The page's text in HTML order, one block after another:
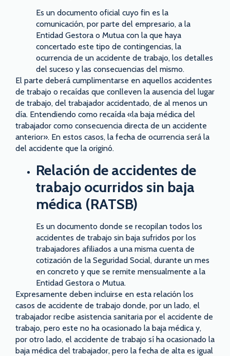
Es un documento oficial cuyo fin es la
comunicación, por parte del empresario, a la
Entidad Gestora o Mutua con la que haya
concertado este tipo de contingencias, la
ocurrencia de un accidente de trabajo, los detalles
del suceso y las consecuencias del mismo.
El parte deberá cumplimentarse en aquellos accidentes
de trabajo o recaídas que conlleven la ausencia del lugar
de trabajo, del trabajador accidentado, de al menos un
día. Entendiendo como recaída «la baja médica del
trabajador como consecuencia directa de un accidente
anterior». En estos casos, la fecha de ocurrencia será la
del accidente que la originó.
Relación de accidentes de
trabajo ocurridos sin baja
médica (RATSB)
Es un documento donde se recopilan todos los
accidentes de trabajo sin baja sufridos por los
trabajadores afiliados a una misma cuenta de
cotización de la Seguridad Social, durante un mes
en concreto y que se remite mensualmente a la
Entidad Gestora o Mutua.
Expresamente deben incluirse en esta relación los
casos de accidente de trabajo donde, por un lado, el
trabajador recibe asistencia sanitaria por el accidente de
trabajo, pero este no ha ocasionado la baja médica y,
por otro lado, el accidente de trabajo sí ha ocasionado la
baja médica del trabajador, pero la fecha de alta es igual